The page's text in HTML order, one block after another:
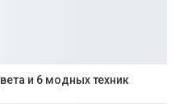
и 6 модных техник